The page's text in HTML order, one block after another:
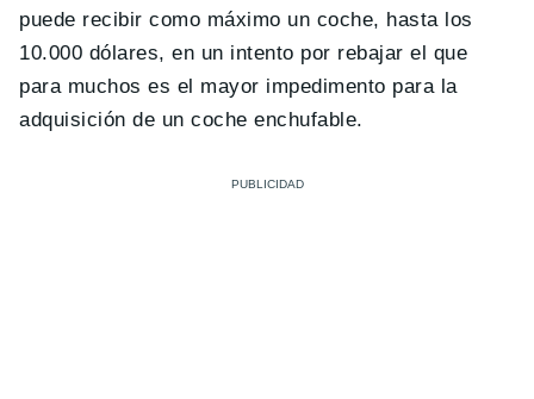
puede recibir como máximo un coche, hasta los
10.000 dólares, en un intento por rebajar el que
para muchos es el mayor impedimento para la
adquisición de un coche enchufable.